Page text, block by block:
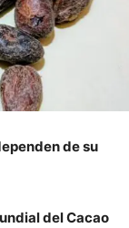
de su
del Cacao